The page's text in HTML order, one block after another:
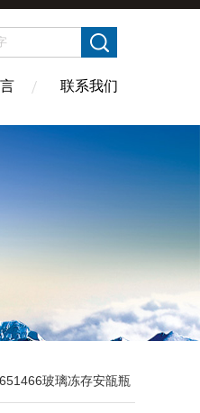
联系我们
玻璃冻存安瓿瓶